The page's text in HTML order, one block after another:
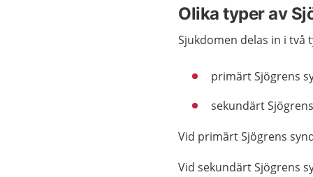
Olika typer av
Sjukdomen delas in i två
primärt Sjögrens
sekundärt
Vid primärt Sjögrens
Vid sekundärt Sjögrens